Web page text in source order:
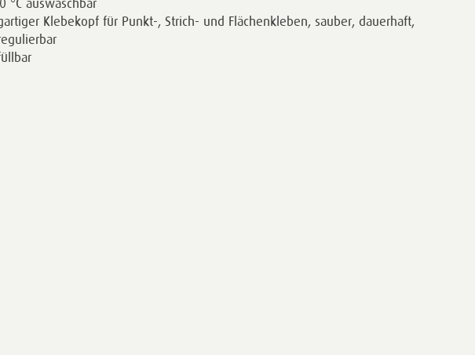
°C auswaschbar
Klebekopf für Punkt-, Strich- und Flächenkleben, sauber, dauerhaft,